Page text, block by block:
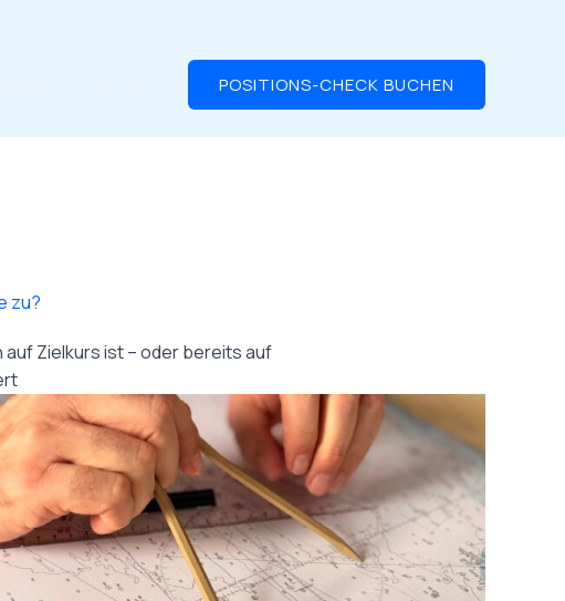
POSITIONS-CHECK BUCHEN
zu?
Zielkurs ist – oder bereits auf